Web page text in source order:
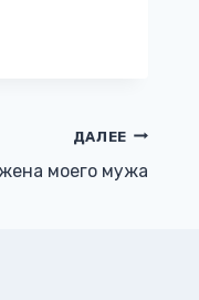
ДАЛЕЕ
моего мужа